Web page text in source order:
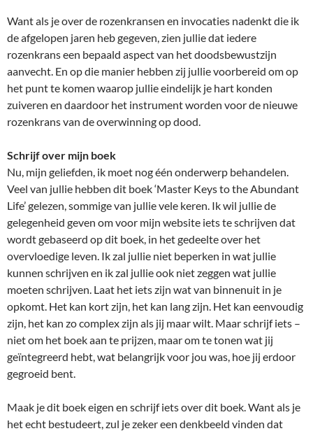
Want als je over de rozenkransen en invocaties nadenkt die ik
de afgelopen jaren heb gegeven, zien jullie dat iedere
rozenkrans een bepaald aspect van het doodsbewustzijn
aanvecht. En op die manier hebben zij jullie voorbereid om op
het punt te komen waarop jullie eindelijk je hart konden
zuiveren en daardoor het instrument worden voor de nieuwe
rozenkrans van de overwinning op dood.
Schrijf over mijn boek
Nu, mijn geliefden, ik moet nog één onderwerp behandelen.
Veel van jullie hebben dit boek ‘Master Keys to the Abundant
Life’ gelezen, sommige van jullie vele keren. Ik wil jullie de
gelegenheid geven om voor mijn website iets te schrijven dat
wordt gebaseerd op dit boek, in het gedeelte over het
overvloedige leven. Ik zal jullie niet beperken in wat jullie
kunnen schrijven en ik zal jullie ook niet zeggen wat jullie
moeten schrijven. Laat het iets zijn wat van binnenuit in je
opkomt. Het kan kort zijn, het kan lang zijn. Het kan eenvoudig
zijn, het kan zo complex zijn als jij maar wilt. Maar schrijf iets –
niet om het boek aan te prijzen, maar om te tonen wat jij
geïntegreerd hebt, wat belangrijk voor jou was, hoe jij erdoor
gegroeid bent.
Maak je dit boek eigen en schrijf iets over dit boek. Want als je
het echt bestudeert, zul je zeker een denkbeeld vinden dat